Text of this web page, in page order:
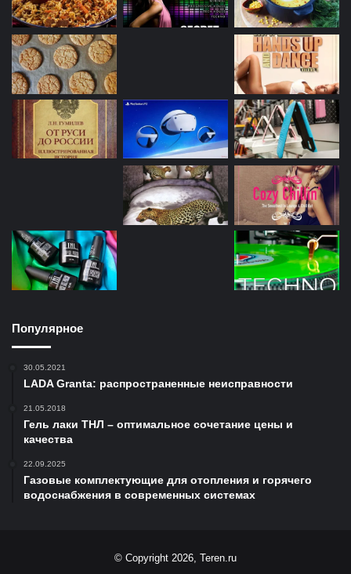
Популярное
30.05.2021
LADA Granta: распространенные неисправности
21.05.2018
Гель лаки ТНЛ – оптимальное сочетание цены и
качества
22.09.2025
Газовые комплектующие для отопления и горячего
водоснабжения в современных системах
© Copyright 2026, Teren.ru